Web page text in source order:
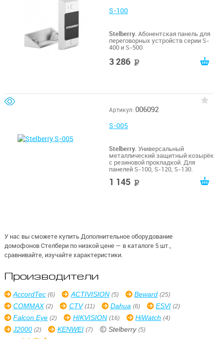
S-100
Stelberry. Абонентская панель для
переговорных устройств серии S-
400 и S-500
3 286
Артикул: 006092
S-005
Stelberry. Универсальный
металлический защитный козырёк
с резиновой прокладкой. Для
панелей S-100, S-120, S-130.
1 145
У нас вы сможете купить Дополнительное оборудование
домофонов Стелбери по низкой цене — в каталоге 5 шт.,
сравнивайте, изучайте характеристики.
Производители
AccordTec (6) ACTIVISION (5) Beward (25)
COMMAX (2) CTV (11) Dahua (6) ESVI (2)
Falcon Eye (2) HIKVISION (16) HiWatch (4)
J2000 (2) KENWEI (7) Stelberry (5)